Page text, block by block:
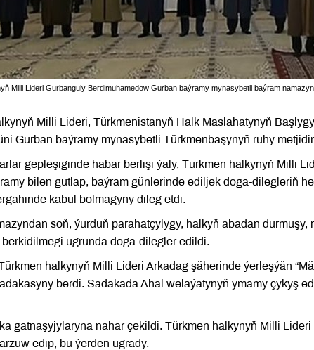
Milli Lideri Gurbanguly Berdimuhamedow Gurban baýramy mynasybetli baýram
Milli Lideri, Türkmenistanyň Halk Maslahatynyň
Gurban baýramy mynasybetli Türkmenbaşynyň ruhy
gepleşiginde habar berlişi ýaly, Türkmen halkynyň Milli
bilen gutlap, baýram günlerinde ediljek doga-dilegleriň
kabul bolmagyny dileg etdi.
soň, ýurduň parahatçylygy, halkyň abadan durmuşy,
ugrunda doga-dilegler edildi.
halkynyň Milli Lideri Arkadag şäherinde ýerleşýän
berdi. Sadakada Ahal welaýatynyň ymamy çykyş
gatnaşyjylaryna nahar çekildi. Türkmen halkynyň Milli
edip, bu ýerden ugrady.